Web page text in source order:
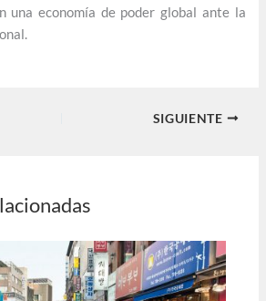
una economía de poder global ante la
SIGUIENTE